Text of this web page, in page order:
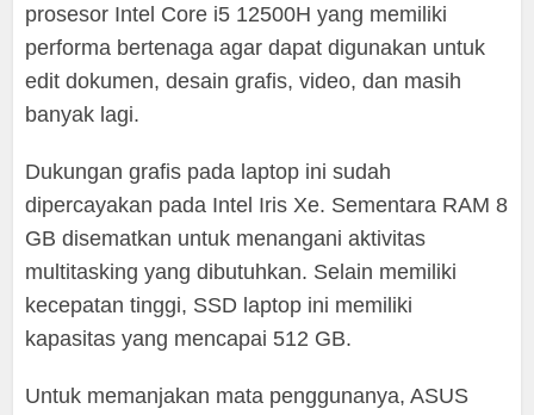
prosesor Intel Core i5 12500H yang memiliki
performa bertenaga agar dapat digunakan untuk
edit dokumen, desain grafis, video, dan masih
banyak lagi.
Dukungan grafis pada laptop ini sudah
dipercayakan pada Intel Iris Xe. Sementara RAM 8
GB disematkan untuk menangani aktivitas
multitasking yang dibutuhkan. Selain memiliki
kecepatan tinggi, SSD laptop ini memiliki
kapasitas yang mencapai 512 GB.
Untuk memanjakan mata penggunanya, ASUS